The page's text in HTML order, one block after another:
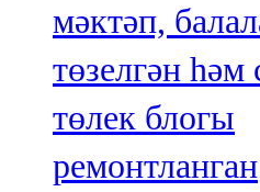
мәктәп,
төзелгән һәм
төлек блогы
ремонтланган